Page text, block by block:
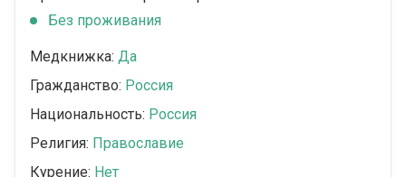
Без проживания
Медкнижка: Да
Гражданство: Россия
Национальность: Россия
Религия: Православие
Курение: Нет